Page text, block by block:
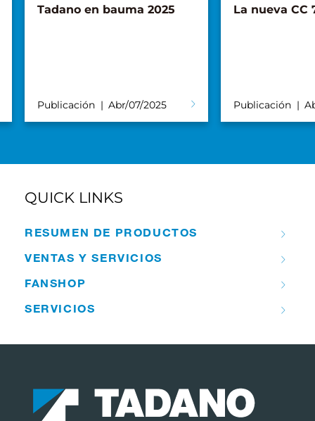
Tadano en bauma 2025
Publicación Abr/07/2025
La nueva CC
Publicación
QUICK LINKS
RESUMEN DE PRODUCTOS
VENTAS Y SERVICIOS
FANSHOP
SERVICIOS